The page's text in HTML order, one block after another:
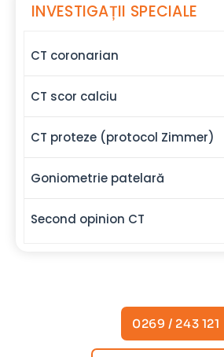
INVESTIGAȚII SPECIALE
CT coronarian
CT scor calciu
CT proteze (protocol Zimmer)
Goniometrie patelară
Second opinion CT
0269 / 243 121